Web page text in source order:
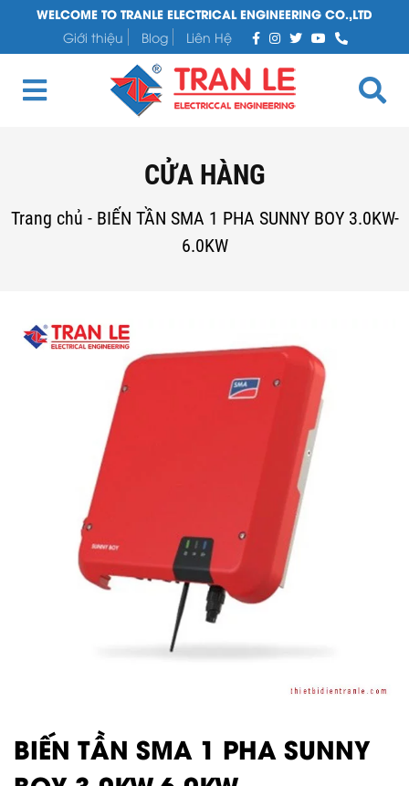
WELCOME TO TRANLE ELECTRICAL ENGINEERING CO.,LTD
Giới thiệu
Blog Liên Hệ
CỬA HÀNG
Trang chủ - BIẾN TẦN SMA 1 PHA SUNNY BOY 3.0KW-
6.0KW
BIẾN TẦN SMA 1 PHA SUNNY